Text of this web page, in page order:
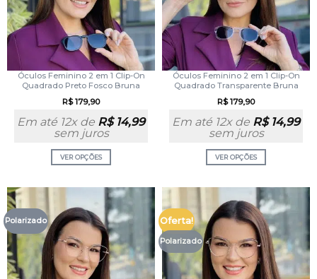
Óculos Feminino 2 em 1 Clip-On
Quadrado Preto Fosco Bruna
R$179,90
Em até 12x de R$14,99
sem juros
VER OPÇÕES
Óculos Feminino 2 em 1 Clip-On
Quadrado Transparente Bruna
R$179,90
Em até 12x de R$14,99
sem juros
VER OPÇÕES
Polarizado Oferta!
Polarizado